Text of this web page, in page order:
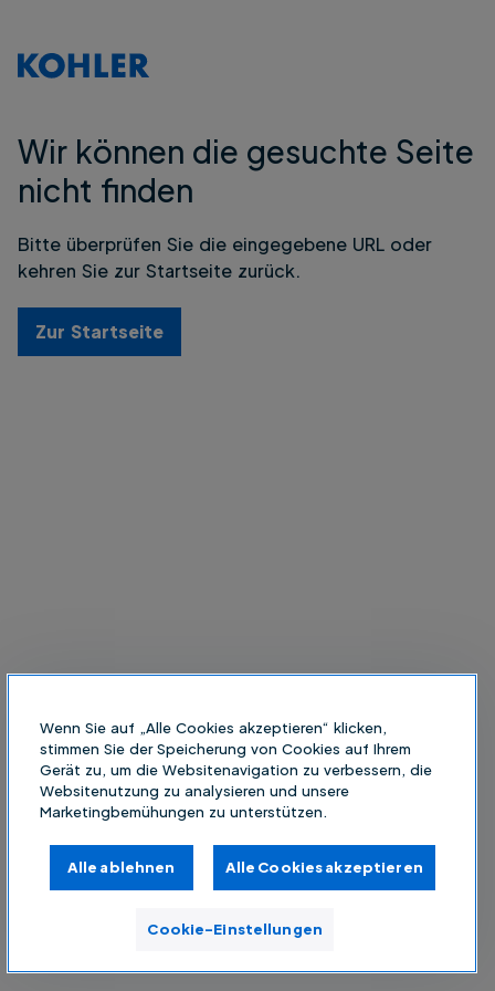
Wir können die gesuchte Seite
nicht finden
Bitte überprüfen Sie die eingegebene URL oder
kehren Sie zur Startseite zurück.
Zur Startseite
Wenn Sie auf „Alle Cookies akzeptieren“ klicken,
stimmen Sie der Speicherung von Cookies auf Ihrem
Gerät zu, um die Websitenavigation zu verbessern, die
Websitenutzung zu analysieren und unsere
Marketingbemühungen zu unterstützen.
Alle ablehnen Alle Cookies akzeptieren
Cookie-Einstellungen